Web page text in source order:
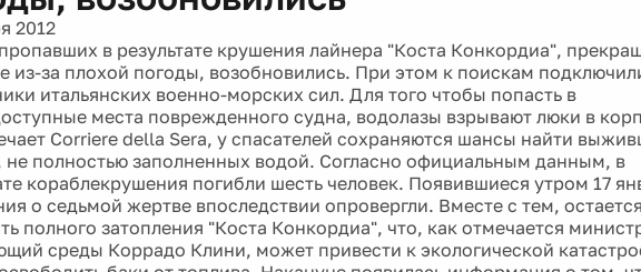
2012
в результате крушения лайнера "Коста Конкордиа",
из-за плохой погоды, возобновились. При этом к поискам
итальянских военно-морских сил. Для того чтобы попасть в
места поврежденного судна, водолазы взрывают люки в
Corriere della Sera, у спасателей сохраняются шансы найти
не полностью заполненных водой. Согласно официальным данным, в
кораблекрушения погибли шесть человек. Появившиеся утром 17
о седьмой жертве впоследствии опровергли. Вместе с тем, остается
полного затопления "Коста Конкордиа", что, как отмечается
среды Коррадо Клини, может привести к экологической